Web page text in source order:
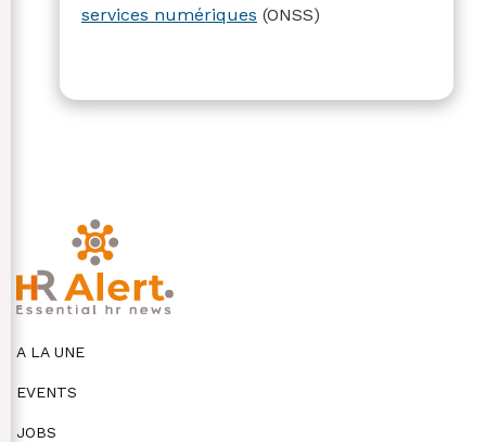
services numériques (ONSS)
A LA UNE
EVENTS
JOBS